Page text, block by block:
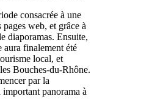
consacrée à une
web, et grâce à
diaporamas. Ensuite,
aura finalement été
local, et
Bouches-du-Rhône.
par la
important panorama à